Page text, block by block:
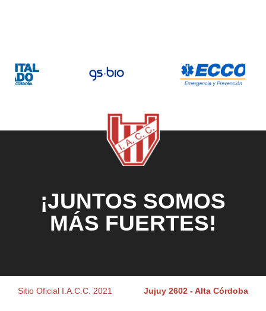
¡JUNTOS SOMOS
MÁS FUERTES!
Sitio Oficial I.A.C.C. 2021 Jujuy 2602 - Alta Córdoba